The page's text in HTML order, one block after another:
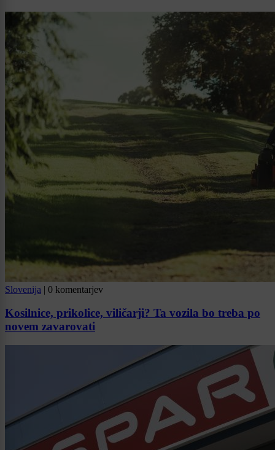
Slovenija | 0 komentarjev
Kosilnice, prikolice, viličarji? Ta vozila bo treba po
novem zavarovati